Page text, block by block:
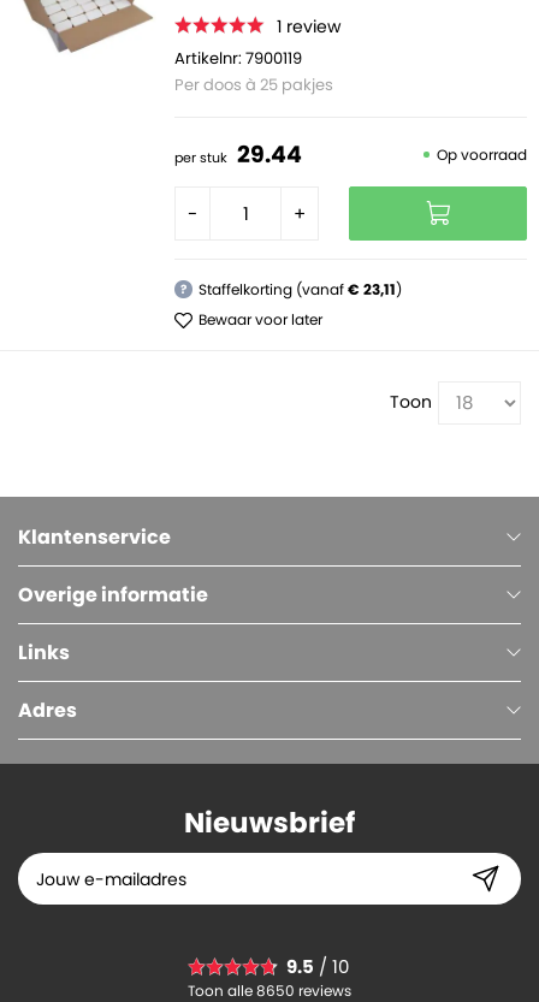
1 review
Artikelnr: 7900119
Per doos à 25 pakjes
per stuk 29.44 Op voorraad
- +
? Staffelkorting (vanaf€ 23,11)
Bewaar voor later
Toon
Klantenservice
Overige informatie
Links
Adres
Nieuwsbrief
9.5 / 10
Toon alle 8650 reviews